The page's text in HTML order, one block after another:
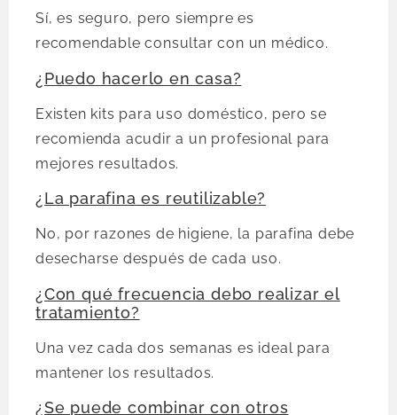
Sí, es seguro, pero siempre es
recomendable consultar con un médico.
¿Puedo hacerlo en casa?
Existen kits para uso doméstico, pero se
recomienda acudir a un profesional para
mejores resultados.
¿La parafina es reutilizable?
No, por razones de higiene, la parafina debe
desecharse después de cada uso.
¿Con qué frecuencia debo realizar el
tratamiento?
Una vez cada dos semanas es ideal para
mantener los resultados.
¿Se puede combinar con otros